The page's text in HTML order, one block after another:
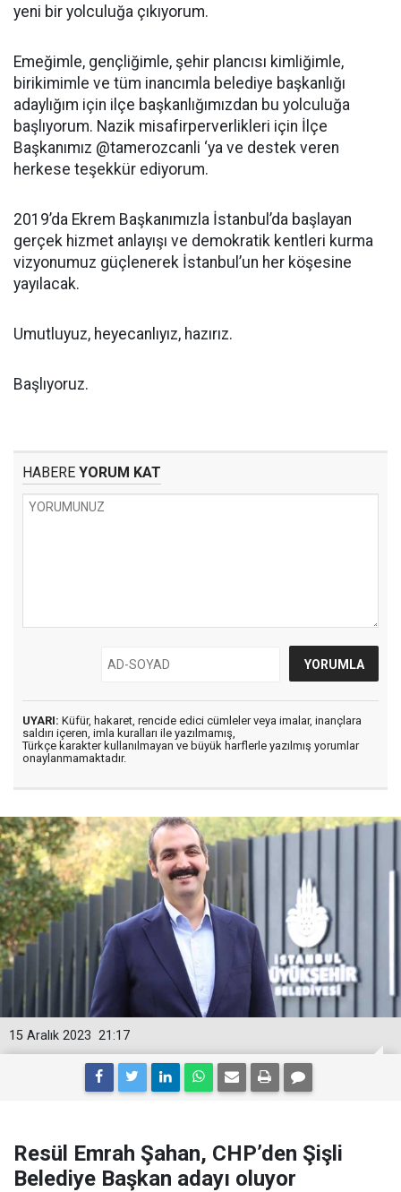
yeni bir yolculuğa çıkıyorum.
Emeğimle, gençliğimle, şehir plancısı kimliğimle,
birikimimle ve tüm inancımla belediye başkanlığı
adaylığım için ilçe başkanlığımızdan bu yolculuğa
başlıyorum. Nazik misafirperverlikleri için İlçe
Başkanımız @tamerozcanli ‘ya ve destek veren
herkese teşekkür ediyorum.
2019’da Ekrem Başkanımızla İstanbul’da başlayan
gerçek hizmet anlayışı ve demokratik kentleri kurma
vizyonumuz güçlenerek İstanbul’un her köşesine
yayılacak.
Umutluyuz, heyecanlıyız, hazırız.
Başlıyoruz.
HABERE YORUM KAT
UYARI: Küfür, hakaret, rencide edici cümleler veya imalar, inançlara
saldırı içeren, imla kuralları ile yazılmamış,
Türkçe karakter kullanılmayan ve büyük harflerle yazılmış yorumlar
onaylanmamaktadır.
21:17
15 Aralık 2023
Resül Emrah Şahan, CHP’den Şişli
Belediye Başkan adayı oluyor